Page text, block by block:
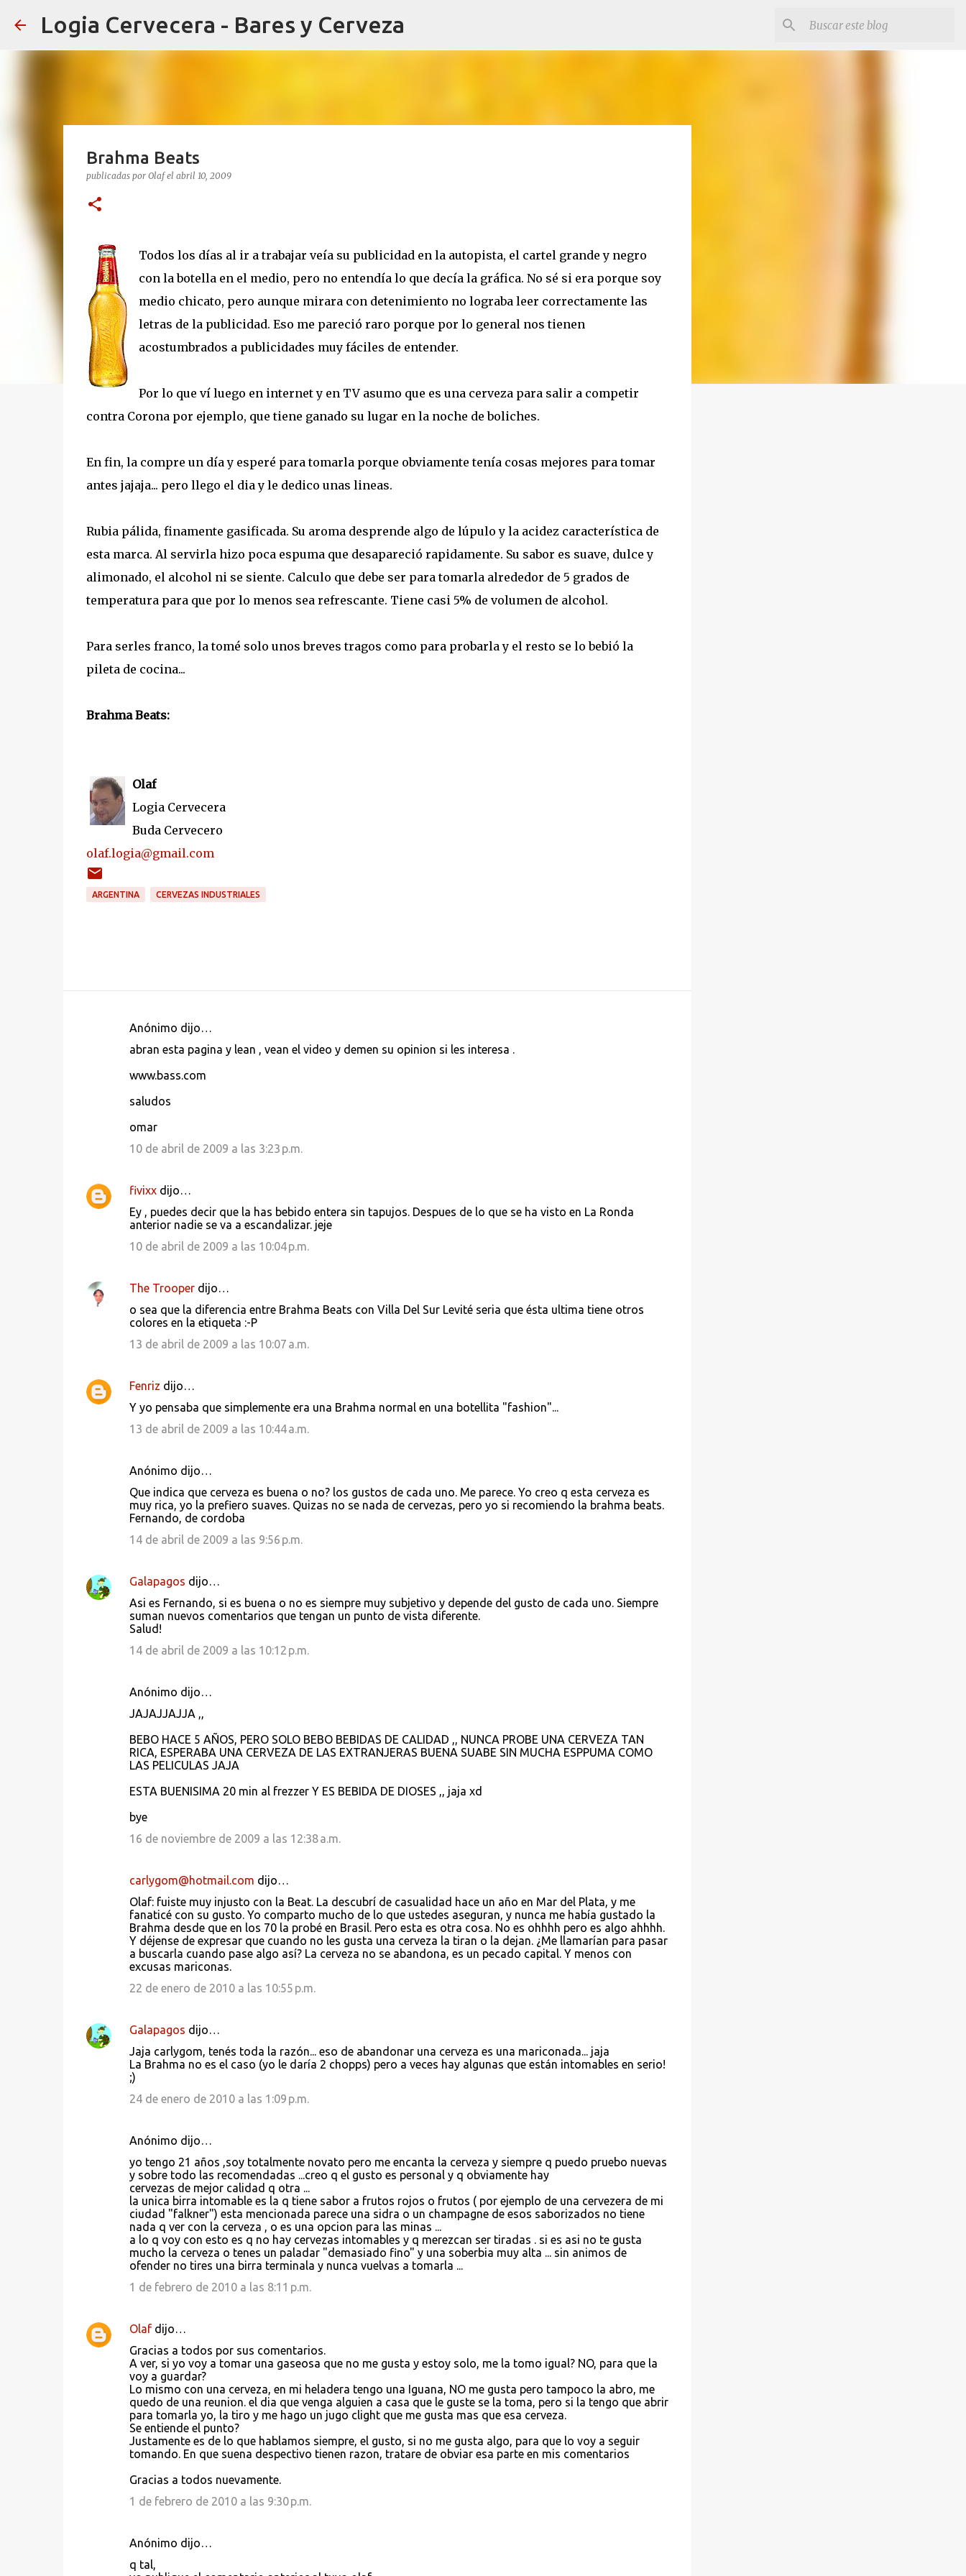
Logia Cervecera - Bares y Cerveza
Brahma Beats
publicadas por Olaf el abril 10, 2009
Todos los días al ir a trabajar veía su publicidad en la autopista, el cartel grande y negro
con la botella en el medio, pero no entendía lo que decía la gráfica. No sé si era porque soy
medio chicato, pero aunque mirara con detenimiento no lograba leer correctamente las
letras de la publicidad. Eso me pareció raro porque por lo general nos tienen
acostumbrados a publicidades muy fáciles de entender.
Por lo que ví luego en internet y en TV asumo que es una cerveza para salir a competir
contra Corona por ejemplo, que tiene ganado su lugar en la noche de boliches.
En fin, la compre un día y esperé para tomarla porque obviamente tenía cosas mejores para tomar
antes jajaja... pero llego el dia y le dedico unas lineas.
Rubia pálida, finamente gasificada. Su aroma desprende algo de lúpulo y la acidez característica de
esta marca. Al servirla hizo poca espuma que desapareció rapidamente. Su sabor es suave, dulce y
alimonado, el alcohol ni se siente. Calculo que debe ser para tomarla alrededor de 5 grados de
temperatura para que por lo menos sea refrescante. Tiene casi 5% de volumen de alcohol.
Para serles franco, la tomé solo unos breves tragos como para probarla y el resto se lo bebió la
pileta de cocina...
Brahma Beats:
Olaf
Logia Cervecera
Buda Cervecero
olaf.logia@gmail.com
ARGENTINA CERVEZAS INDUSTRIALES
i
Anónimo dijo…
abran esta pagina y lean , vean el video y demen su opinion si les interesa .
www.bass.com
saludos
omar
10 de abril de 2009 a las 3:23 p.m.
fivixxdijo…
Ey , puedes decir que la has bebido entera sin tapujos. Despues de lo que se ha visto en La Ronda
anterior nadie se va a escandalizar. jeje
10 de abril de 2009 a las 10:04 p.m.
The Trooperdijo…
o sea que la diferencia entre Brahma Beats con Villa Del Sur Levité seria que ésta ultima tiene otros
colores en la etiqueta :-P
13 de abril de 2009 a las 10:07 a.m.
Fenriz dijo…
Y yo pensaba que simplemente era una Brahma normal en una botellita "fashion"...
13 de abril de 2009 a las 10:44 a.m.
Anónimo dijo…
Que indica que cerveza es buena o no? los gustos de cada uno. Me parece. Yo creo q esta cerveza es
muy rica, yo la prefiero suaves. Quizas no se nada de cervezas, pero yo si recomiendo la brahma beats.
Fernando, de cordoba
14 de abril de 2009 a las 9:56 p.m.
Galapagos dijo…
Asi es Fernando, si es buena o no es siempre muy subjetivo y depende del gusto de cada uno. Siempre
suman nuevos comentarios que tengan un punto de vista diferente.
Salud!
14 de abril de 2009 a las 10:12 p.m.
Anónimo dijo…
JAJAJJAJJA ,,
BEBO HACE 5 AÑOS, PERO SOLO BEBO BEBIDAS DE CALIDAD ,, NUNCA PROBE UNA CERVEZA TAN
RICA, ESPERABA UNA CERVEZA DE LAS EXTRANJERAS BUENA SUABE SIN MUCHA ESPPUMA COMO
LAS PELICULAS JAJA
ESTA BUENISIMA 20 min al frezzer Y ES BEBIDA DE DIOSES ,, jaja xd
bye
16 de noviembre de 2009 a las 12:38 a.m.
carlygom@hotmail.com dijo…
Olaf: fuiste muy injusto con la Beat. La descubrí de casualidad hace un año en Mar del Plata, y me
fanaticé con su gusto. Yo comparto mucho de lo que ustedes aseguran, y nunca me había gustado la
Brahma desde que en los 70 la probé en Brasil. Pero esta es otra cosa. No es ohhhh pero es algo ahhhh.
Y déjense de expresar que cuando no les gusta una cerveza la tiran o la dejan. ¿Me llamarían para pasar
a buscarla cuando pase algo así? La cerveza no se abandona, es un pecado capital. Y menos con
excusas mariconas.
22 de enero de 2010 a las 10:55 p.m.
Galapagos dijo…
Jaja carlygom, tenés toda la razón... eso de abandonar una cerveza es una mariconada... jaja
La Brahma no es el caso (yo le daría 2 chopps) pero a veces hay algunas que están intomables en serio!
;)
24 de enero de 2010 a las 1:09 p.m.
Anónimo dijo…
yo tengo 21 años ,soy totalmente novato pero me encanta la cerveza y siempre q puedo pruebo nuevas
y sobre todo las recomendadas ...creo q el gusto es personal y q obviamente hay
cervezas de mejor calidad q otra ...
la unica birra intomable es la q tiene sabor a frutos rojos o frutos ( por ejemplo de una cervezera de mi
ciudad "falkner") esta mencionada parece una sidra o un champagne de esos saborizados no tiene
nada q ver con la cerveza , o es una opcion para las minas ...
a lo q voy con esto es q no hay cervezas intomables y q merezcan ser tiradas . si es asi no te gusta
mucho la cerveza o tenes un paladar "demasiado fino" y una soberbia muy alta ... sin animos de
ofender no tires una birra terminala y nunca vuelvas a tomarla ...
1 de febrero de 2010 a las 8:11 p.m.
Olafdijo…
Gracias a todos por sus comentarios.
A ver, si yo voy a tomar una gaseosa que no me gusta y estoy solo, me la tomo igual? NO, para que la
voy a guardar?
Lo mismo con una cerveza, en mi heladera tengo una Iguana, NO me gusta pero tampoco la abro, me
quedo de una reunion. el dia que venga alguien a casa que le guste se la toma, pero si la tengo que abrir
para tomarla yo, la tiro y me hago un jugo clight que me gusta mas que esa cerveza.
Se entiende el punto?
Justamente es de lo que hablamos siempre, el gusto, si no me gusta algo, para que lo voy a seguir
tomando. En que suena despectivo tienen razon, tratare de obviar esa parte en mis comentarios
Gracias a todos nuevamente.
1 de febrero de 2010 a las 9:30 p.m.
Anónimo dijo…
q tal,